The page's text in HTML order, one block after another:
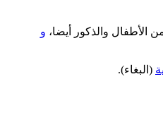
الأطفال والذكور أيضا، و
(البغاء).